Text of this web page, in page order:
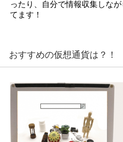
ったり、自分で情報収集しな
てます！
おすすめの仮想通貨は？！